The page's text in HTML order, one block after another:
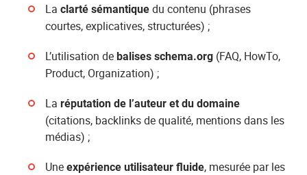
Laclarté sémantique du contenu (phrases
courtes, explicatives, structurées) ;
L’utilisation debalises schema.org (FAQ, HowTo,
Product, Organization) ;
Laréputation de l’auteur et du domaine
(citations, backlinks de qualité, mentions dans les
médias) ;
Uneexpérience utilisateur fluide, mesurée par les